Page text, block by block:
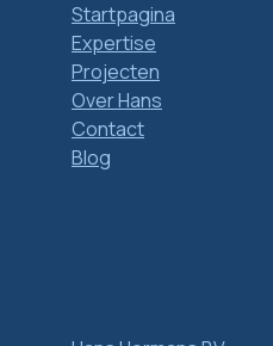
Startpagina
Expertise
Projecten
Over Hans
Contact
Blog